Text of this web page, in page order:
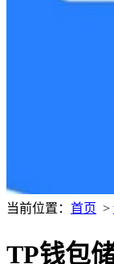
当前位置： 首页 >
TP钱包